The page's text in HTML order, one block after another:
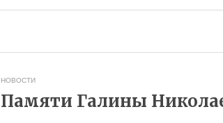
НОВОСТИ
Памяти Галины